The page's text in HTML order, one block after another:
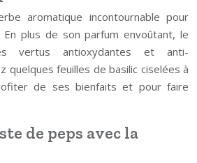
aromatique incontournable pour
En plus de son parfum envoûtant, le
vertus antioxydantes et anti-
quelques feuilles de basilic ciselées à
de ses bienfaits et pour faire
de peps avec la